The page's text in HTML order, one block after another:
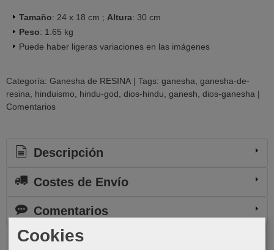
Tamaño: 24 x 18 cm ; Altura: 30 cm
Peso: 1.65 kg
Puede haber ligeras variaciones en las imágenes
Categoría: Ganesha de RESINA | Tags: ganesha ganesha-de-
resina
hinduismo hindu-god dios-hindu ganesh dios-ganesha |
Comentarios
Descripción
Costes de Envío
Comentarios
Cookies